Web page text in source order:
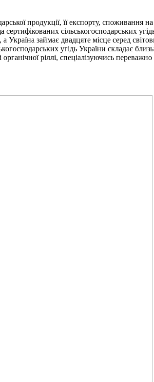
продукції, її експорту, споживання
сільськогосподарських
займає двадцяте місце серед
угідь України складає
ріллі, спеціалізуючись